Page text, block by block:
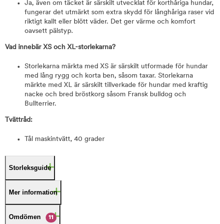
Ja, även om täcket är särskilt utvecklat för korthåriga hundar,
fungerar det utmärkt som extra skydd för långhåriga raser vid
riktigt kallt eller blött väder. Det ger värme och komfort
oavsett pälstyp.
Vad innebär XS och XL-storlekarna?
Storlekarna märkta med XS är särskilt utformade för hundar
med lång rygg och korta ben, såsom taxar. Storlekarna
märkte med XL är särskilt tillverkade för hundar med kraftig
nacke och bred bröstkorg såsom Fransk bulldog och
Bullterrier.
Tvättråd:
Tål maskintvätt, 40 grader
Storleksguide
Mer information
Omdömen 11